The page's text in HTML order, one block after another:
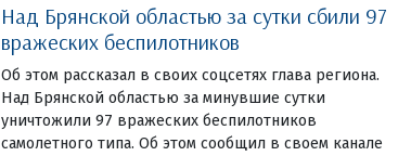
Над Брянской областью за сутки сбили 97
вражеских беспилотников
Об этом рассказал в своих соцсетях глава региона.
Над Брянской областью за минувшие сутки
уничтожили 97 вражеских беспилотников
самолетного типа. Об этом сообщил в своем канале